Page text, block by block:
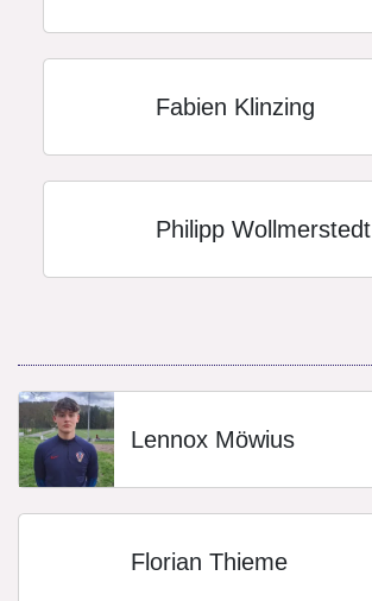
Fabien Klinzing
Philipp Wollmerstedt
Lennox Möwius
Florian Thieme